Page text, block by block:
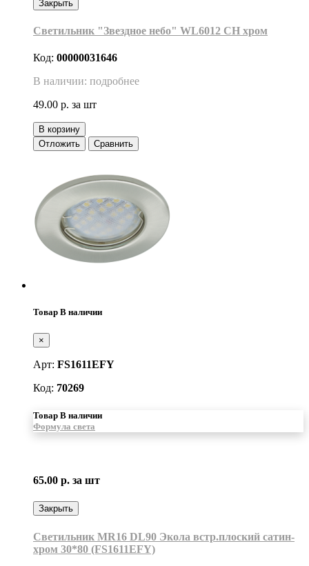
Закрыть
Светильник "Звездное небо" WL6012 CH хром
Код: 00000031646
В наличии: подробнее
49.00 р. за шт
В корзину
Отложить
Сравнить
Товар В наличии
×
Арт: FS1611EFY
Код: 70269
Товар В наличии
Формула света
65.00 р. за шт
Закрыть
Светильник MR16 DL90 Экола встр.плоский сатин-
хром 30*80 (FS1611EFY)